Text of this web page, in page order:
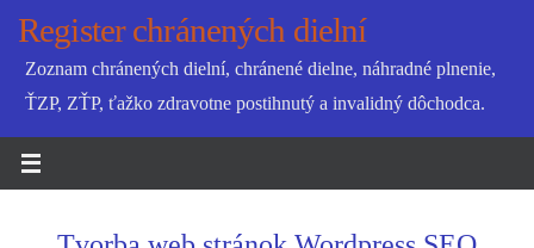
SkipRegister chránených dielní
Zoznam chránených dielní, chránené dielne, náhradné plnenie,
ŤZP, ZŤP, ťažko zdravotne postihnutý a invalidný dôchodca.